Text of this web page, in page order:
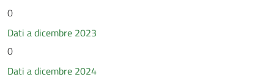
0
Dati a dicembre 2023
0
Dati a dicembre 2024